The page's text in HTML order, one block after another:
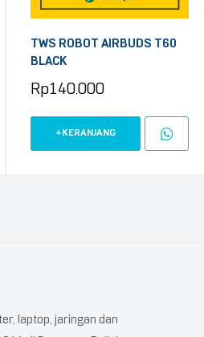
TWS ROBOT AIRBUDS T60
BLACK
Rp140.000
+KERANJANG
laptop, jaringan dan